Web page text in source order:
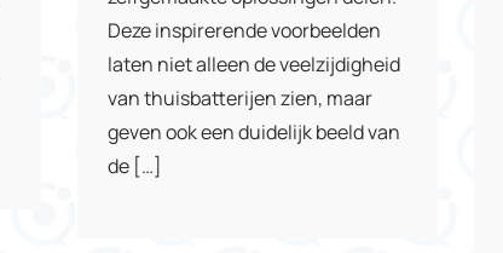
Deze inspirerende voorbeelden
laten niet alleen de veelzijdigheid
van thuisbatterijen zien, maar
geven ook een duidelijk beeld van
de […]